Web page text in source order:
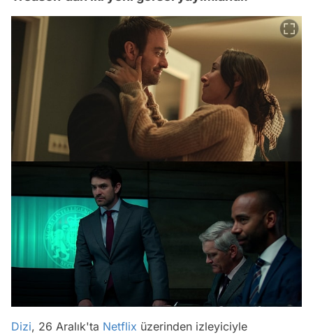
Dizi, 26 Aralık'ta Netflix üzerinden izleyiciyle